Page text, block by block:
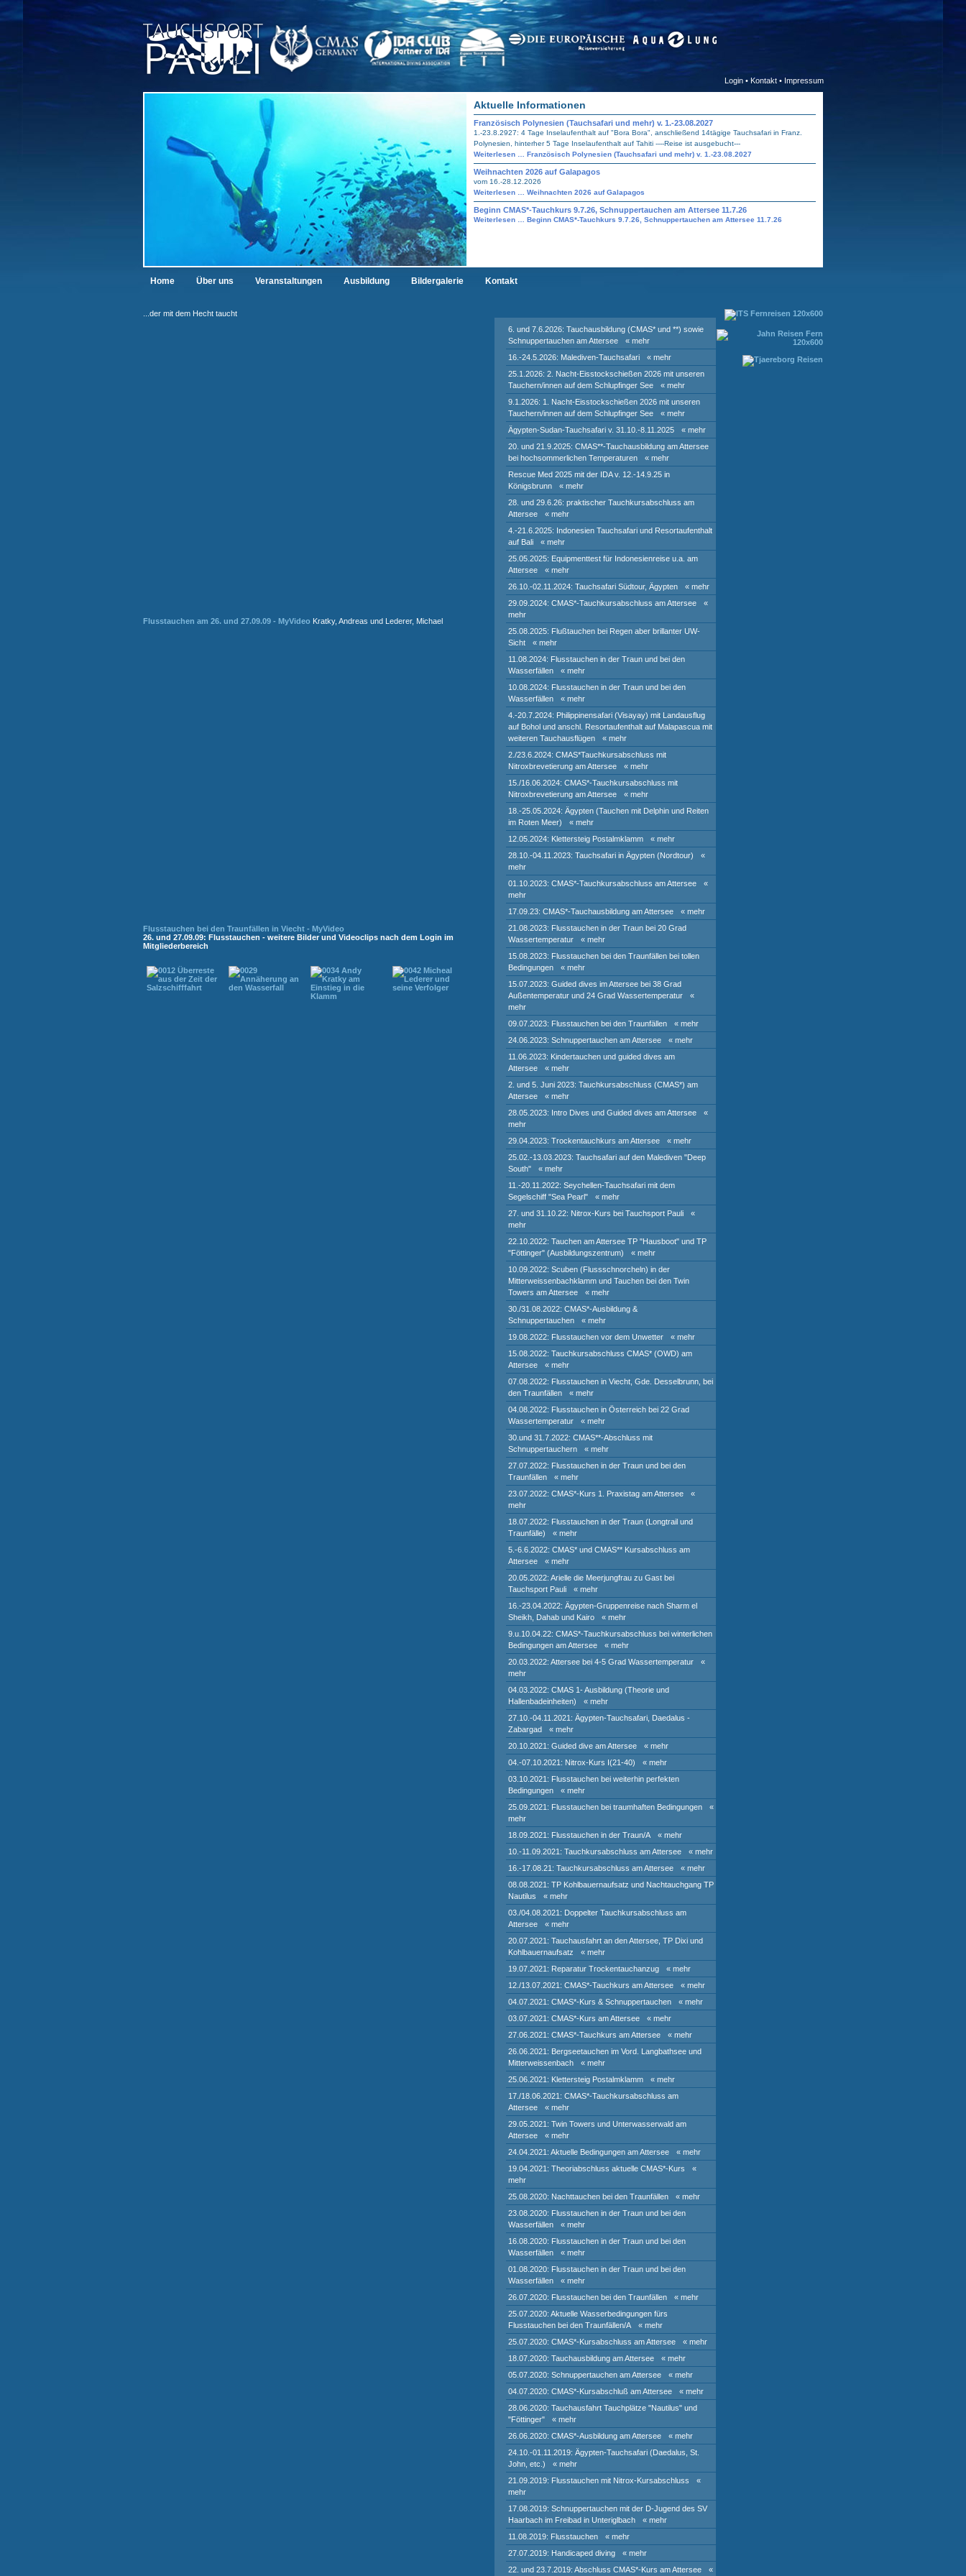
Login• Kontakt• Impressum
Aktuelle Informationen
Französisch Polynesien (Tauchsafari und mehr) v. 1.-23.08.2027
1.-23.8.2927: 4 Tage Inselaufenthalt auf "Bora Bora", anschließend 14tägige Tauchsafari in Franz.
Polynesien, hinterher 5 Tage Inselaufenthalt auf Tahiti ----Reise ist ausgebucht---
Weiterlesen … Französisch Polynesien (Tauchsafari und mehr) v. 1.-23.08.2027
Weihnachten 2026 auf Galapagos
vom 16.-28.12.2026
Weiterlesen … Weihnachten 2026 auf Galapagos
Beginn CMAS*-Tauchkurs 9.7.26, Schnuppertauchen am Attersee 11.7.26
Weiterlesen … Beginn CMAS*-Tauchkurs 9.7.26, Schnuppertauchen am Attersee 11.7.26
Home Über uns Veranstaltungen Ausbildung Bildergalerie Kontakt
...der mit dem Hecht taucht
Flusstauchen am 26. und 27.09.09 - MyVideo Kratky, Andreas und Lederer, Michael
Flusstauchen bei den Traunfällen in Viecht - MyVideo
26. und 27.09.09: Flusstauchen - weitere Bilder und Videoclips nach dem Login im
Mitgliederbereich
6. und 7.6.2026: Tauchausbildung (CMAS* und **) sowie
Schnuppertauchen am Attersee
« mehr
16.-24.5.2026: Malediven-Tauchsafari
« mehr
25.1.2026: 2. Nacht-Eisstockschießen 2026 mit unseren
Tauchern/innen auf dem Schlupfinger See
« mehr
9.1.2026: 1. Nacht-Eisstockschießen 2026 mit unseren
Tauchern/innen auf dem Schlupfinger See
« mehr
Ägypten-Sudan-Tauchsafari v. 31.10.-8.11.2025
« mehr
20. und 21.9.2025: CMAS**-Tauchausbildung am Attersee
bei hochsommerlichen Temperaturen
« mehr
Rescue Med 2025 mit der IDA v. 12.-14.9.25 in
Königsbrunn
« mehr
28. und 29.6.26: praktischer Tauchkursabschluss am
Attersee
« mehr
4.-21.6.2025: Indonesien Tauchsafari und Resortaufenthalt
auf Bali
« mehr
25.05.2025: Equipmenttest für Indonesienreise u.a. am
Attersee
« mehr
26.10.-02.11.2024: Tauchsafari Südtour, Ägypten
« mehr
29.09.2024: CMAS*-Tauchkursabschluss am Attersee
«
mehr
25.08.2025: Flußtauchen bei Regen aber brillanter UW-
Sicht
« mehr
11.08.2024: Flusstauchen in der Traun und bei den
Wasserfällen
« mehr
10.08.2024: Flusstauchen in der Traun und bei den
Wasserfällen
« mehr
4.-20.7.2024: Philippinensafari (Visayay) mit Landausflug
auf Bohol und anschl. Resortaufenthalt auf Malapascua mit
weiteren Tauchausflügen
« mehr
2./23.6.2024: CMAS*Tauchkursabschluss mit
Nitroxbrevetierung am Attersee
« mehr
15./16.06.2024: CMAS*-Tauchkursabschluss mit
Nitroxbrevetierung am Attersee
« mehr
18.-25.05.2024: Ägypten (Tauchen mit Delphin und Reiten
im Roten Meer)
« mehr
12.05.2024: Klettersteig Postalmklamm
« mehr
28.10.-04.11.2023: Tauchsafari in Ägypten (Nordtour)
«
mehr
01.10.2023: CMAS*-Tauchkursabschluss am Attersee
«
mehr
17.09.23: CMAS*-Tauchausbildung am Attersee
« mehr
21.08.2023: Flusstauchen in der Traun bei 20 Grad
Wassertemperatur
« mehr
15.08.2023: Flusstauchen bei den Traunfällen bei tollen
Bedingungen
« mehr
15.07.2023: Guided dives im Attersee bei 38 Grad
Außentemperatur und 24 Grad Wassertemperatur
«
mehr
09.07.2023: Flusstauchen bei den Traunfällen
« mehr
24.06.2023: Schnuppertauchen am Attersee
« mehr
11.06.2023: Kindertauchen und guided dives am
Attersee
« mehr
2. und 5. Juni 2023: Tauchkursabschluss (CMAS*) am
Attersee
« mehr
28.05.2023: Intro Dives und Guided dives am Attersee
«
mehr
29.04.2023: Trockentauchkurs am Attersee
« mehr
25.02.-13.03.2023: Tauchsafari auf den Malediven "Deep
South"
« mehr
11.-20.11.2022: Seychellen-Tauchsafari mit dem
Segelschiff "Sea Pearl"
« mehr
27. und 31.10.22: Nitrox-Kurs bei Tauchsport Pauli
«
mehr
22.10.2022: Tauchen am Attersee TP "Hausboot" und TP
"Föttinger" (Ausbildungszentrum)
« mehr
10.09.2022: Scuben (Flussschnorcheln) in der
Mitterweissenbachklamm und Tauchen bei den Twin
Towers am Attersee
« mehr
30./31.08.2022: CMAS*-Ausbildung &
Schnuppertauchen
« mehr
19.08.2022: Flusstauchen vor dem Unwetter
« mehr
15.08.2022: Tauchkursabschluss CMAS* (OWD) am
Attersee
« mehr
07.08.2022: Flusstauchen in Viecht, Gde. Desselbrunn, bei
den Traunfällen
« mehr
04.08.2022: Flusstauchen in Österreich bei 22 Grad
Wassertemperatur
« mehr
30.und 31.7.2022: CMAS**-Abschluss mit
Schnuppertauchern
« mehr
27.07.2022: Flusstauchen in der Traun und bei den
Traunfällen
« mehr
23.07.2022: CMAS*-Kurs 1. Praxistag am Attersee
«
mehr
18.07.2022: Flusstauchen in der Traun (Longtrail und
Traunfälle)
« mehr
5.-6.6.2022: CMAS* und CMAS** Kursabschluss am
Attersee
« mehr
20.05.2022: Arielle die Meerjungfrau zu Gast bei
Tauchsport Pauli
« mehr
16.-23.04.2022: Ägypten-Gruppenreise nach Sharm el
Sheikh, Dahab und Kairo
« mehr
9.u.10.04.22: CMAS*-Tauchkursabschluss bei winterlichen
Bedingungen am Attersee
« mehr
20.03.2022: Attersee bei 4-5 Grad Wassertemperatur
«
mehr
04.03.2022: CMAS 1- Ausbildung (Theorie und
Hallenbadeinheiten)
« mehr
27.10.-04.11.2021: Ägypten-Tauchsafari, Daedalus -
Zabargad
« mehr
20.10.2021: Guided dive am Attersee
« mehr
04.-07.10.2021: Nitrox-Kurs I(21-40)
« mehr
03.10.2021: Flusstauchen bei weiterhin perfekten
Bedingungen
« mehr
25.09.2021: Flusstauchen bei traumhaften Bedingungen
«
mehr
18.09.2021: Flusstauchen in der Traun/A
« mehr
10.-11.09.2021: Tauchkursabschluss am Attersee
« mehr
16.-17.08.21: Tauchkursabschluss am Attersee
« mehr
08.08.2021: TP Kohlbauernaufsatz und Nachtauchgang TP
Nautilus
« mehr
03./04.08.2021: Doppelter Tauchkursabschluss am
Attersee
« mehr
20.07.2021: Tauchausfahrt an den Attersee, TP Dixi und
Kohlbauernaufsatz
« mehr
19.07.2021: Reparatur Trockentauchanzug
« mehr
12./13.07.2021: CMAS*-Tauchkurs am Attersee
« mehr
04.07.2021: CMAS*-Kurs & Schnuppertauchen
« mehr
03.07.2021: CMAS*-Kurs am Attersee
« mehr
27.06.2021: CMAS*-Tauchkurs am Attersee
« mehr
26.06.2021: Bergseetauchen im Vord. Langbathsee und
Mitterweissenbach
« mehr
25.06.2021: Klettersteig Postalmklamm
« mehr
17./18.06.2021: CMAS*-Tauchkursabschluss am
Attersee
« mehr
29.05.2021: Twin Towers und Unterwasserwald am
Attersee
« mehr
24.04.2021: Aktuelle Bedingungen am Attersee
« mehr
19.04.2021: Theoriabschluss aktuelle CMAS*-Kurs
«
mehr
25.08.2020: Nachttauchen bei den Traunfällen
« mehr
23.08.2020: Flusstauchen in der Traun und bei den
Wasserfällen
« mehr
16.08.2020: Flusstauchen in der Traun und bei den
Wasserfällen
« mehr
01.08.2020: Flusstauchen in der Traun und bei den
Wasserfällen
« mehr
26.07.2020: Flusstauchen bei den Traunfällen
« mehr
25.07.2020: Aktuelle Wasserbedingungen fürs
Flusstauchen bei den Traunfällen/A
« mehr
25.07.2020: CMAS*-Kursabschluss am Attersee
« mehr
18.07.2020: Tauchausbildung am Attersee
« mehr
05.07.2020: Schnuppertauchen am Attersee
« mehr
04.07.2020: CMAS*-Kursabschluß am Attersee
« mehr
28.06.2020: Tauchausfahrt Tauchplätze "Nautilus" und
"Föttinger"
« mehr
26.06.2020: CMAS*-Ausbildung am Attersee
« mehr
24.10.-01.11.2019: Ägypten-Tauchsafari (Daedalus, St.
John, etc.)
« mehr
21.09.2019: Flusstauchen mit Nitrox-Kursabschluss
«
mehr
17.08.2019: Schnuppertauchen mit der D-Jugend des SV
Haarbach im Freibad in Unteriglbach
« mehr
11.08.2019: Flusstauchen
« mehr
27.07.2019: Handicaped diving
« mehr
22. und 23.7.2019: Abschluss CMAS*-Kurs am Attersee
«